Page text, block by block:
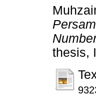
thesis,